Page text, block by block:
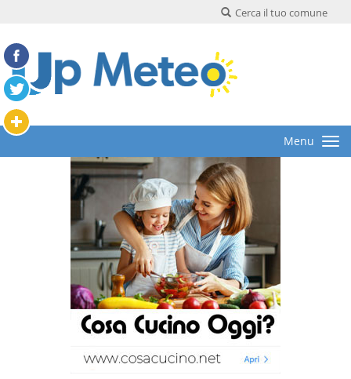
Cerca il tuo comune
Menu